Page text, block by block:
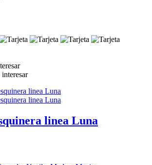
linea Luna